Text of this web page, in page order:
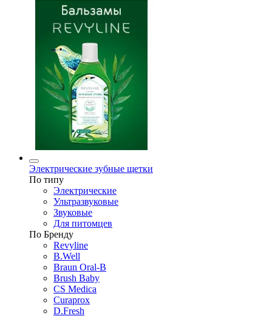
Электрические зубные щетки
По типу
Электрические
Ультразвуковые
Звуковые
Для питомцев
По Бренду
Revyline
B.Well
Braun Oral-B
Brush Baby
CS Medica
Curaprox
D.Fresh